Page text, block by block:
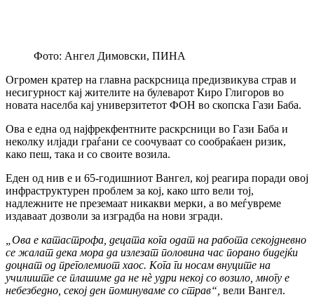
Фото: Ангел Димовски, ПИНА
Огромен кратер на главна раскрсница предизвикува страв и
несигурност кај жителите на булеварот Киро Глигоров во
новата населба кај универзитетот ФОН во скопска Гази Баба.
Ова е една од најфрекфентните раскрсници во Гази Баба и
неколку илјади граѓани се соочуваат со сообраќаен ризик,
како пеш, така и со своите возила.
Еден од нив е и 65-годишниот Вангел, кој реагира поради овој
инфраструктурен проблем за кој, како што вели тој,
надлежните не преземаат никакви мерки, а во меѓувреме
издаваат дозволи за изградба на нови згради.
„Ова е катастрофа, децата кога одат на работа секојдневно
се жалат дека мора да излезат половина час порано бидејќи
доцнат од преголемиот хаос. Кога ги носам внуците на
училиште се плашиме да не нè удри некој со возило, многу е
небезбедно, секој ден поминуваме со страв“, вели Вангел.